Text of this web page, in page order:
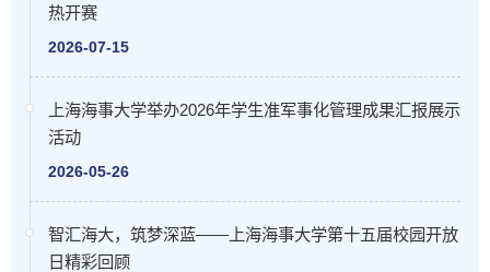
热开赛
2026-07-15
上海海事大学举办2026年学生准军事化管理成果汇报展示
活动
2026-05-26
智汇海大，筑梦深蓝——上海海事大学第十五届校园开放
日精彩回顾